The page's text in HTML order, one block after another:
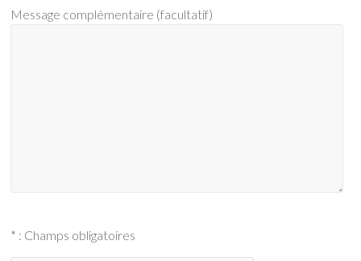
Message complémentaire (facultatif)
* : Champs obligatoires